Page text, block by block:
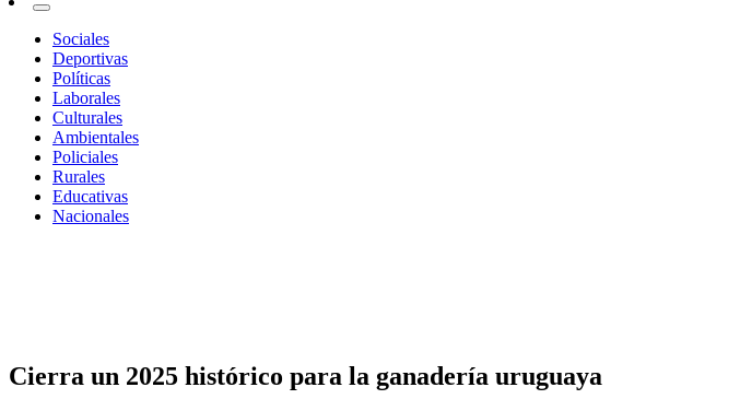
Portal del Salto
Sociales
Deportivas
Políticas
Laborales
Culturales
Ambientales
Policiales
Rurales
Educativas
Nacionales
Cierra un 2025 histórico para la ganadería uruguaya